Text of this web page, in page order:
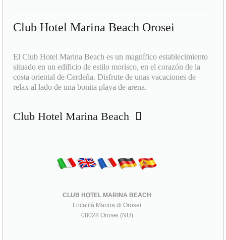
Club Hotel Marina Beach Orosei
El Club Hotel Marina Beach es un magnífico establecimiento
situado en un edificio de estilo morisco, en el corazón de la
costa oriental de Cerdeña. Disfrute de unas vacaciones de
relax al lado de una bonita playa de arena.
Club Hotel Marina Beach
CLUB HOTEL MARINA BEACH
Località Marina di Orosei
08028 Orosei (NU)